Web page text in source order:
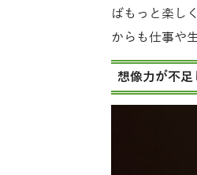
ばもっと楽し
からも仕事や
想像力が不足